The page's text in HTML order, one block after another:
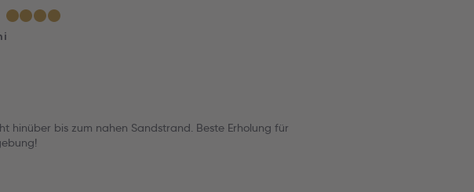
★★★★
hinüber bis zum nahen Sandstrand. Beste Erholung für